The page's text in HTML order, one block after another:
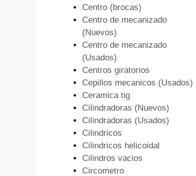
Centro (brocas)
Centro de mecanizado
(Nuevos)
Centro de mecanizado
(Usados)
Centros giratorios
Cepillos mecanicos (Usados)
Ceramica tig
Cilindradoras (Nuevos)
Cilindradoras (Usados)
Cilindricos
Cilindricos helicoidal
Cilindros vacios
Circometro